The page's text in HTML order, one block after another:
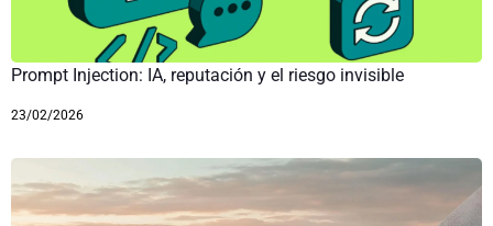
Prompt Injection: IA, reputación y el riesgo invisible
23/02/2026